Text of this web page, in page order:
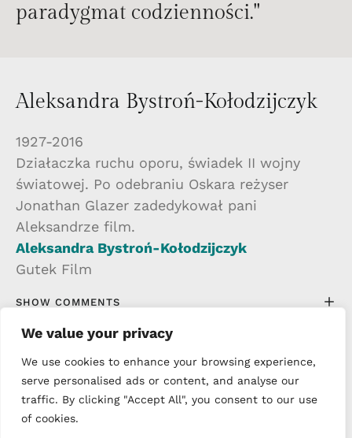
We value your privacy
We use cookies to enhance your browsing experience,
serve personalised ads or content, and analyse our
traffic. By clicking "Accept All", you consent to our use
of cookies.
paradygmat codzienności."
Aleksandra Bystroń-Kołodzijczyk
1927-2016
Działaczka ruchu oporu, świadek II wojny
światowej. Po odebraniu Oskara reżyser
Jonathan Glazer zadedykował pani
Aleksandrze film.
Aleksandra Bystroń-Kołodzijczyk
Gutek Film
SHOW COMMENTS